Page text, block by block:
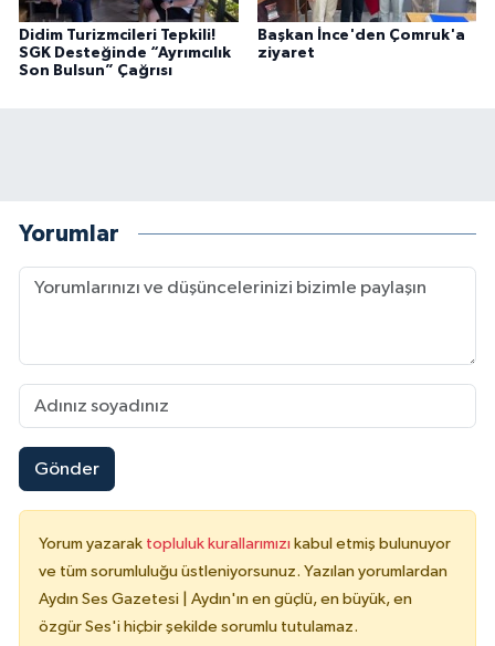
Didim Turizmcileri Tepkili!
SGK Desteğinde “Ayrımcılık
Son Bulsun” Çağrısı
Başkan İnce'den Çomruk'a
ziyaret
Yorumlar
Gönder
Yorum yazarak topluluk kurallarımızı kabul etmiş bulunuyor
ve tüm sorumluluğu üstleniyorsunuz. Yazılan yorumlardan
Aydın Ses Gazetesi | Aydın'ın en güçlü, en büyük, en
özgür Ses'i hiçbir şekilde sorumlu tutulamaz.